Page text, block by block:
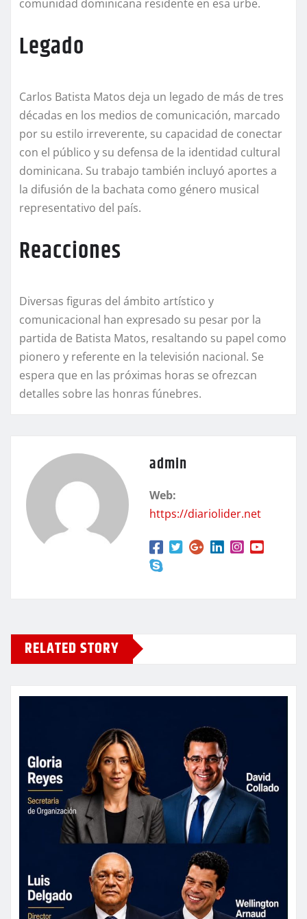
comunidad dominicana residente en esa urbe.
Legado
Carlos Batista Matos deja un legado de más de tres
décadas en los medios de comunicación, marcado
por su estilo irreverente, su capacidad de conectar
con el público y su defensa de la identidad cultural
dominicana. Su trabajo también incluyó aportes a
la difusión de la bachata como género musical
representativo del país.
Reacciones
Diversas figuras del ámbito artístico y
comunicacional han expresado su pesar por la
partida de Batista Matos, resaltando su papel como
pionero y referente en la televisión nacional. Se
espera que en las próximas horas se ofrezcan
detalles sobre las honras fúnebres.
admin
Web:
https://diariolider.net
RELATED STORY